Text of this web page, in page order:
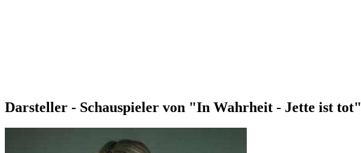
Darsteller - Schauspieler von "In Wahrheit - Jette ist tot"